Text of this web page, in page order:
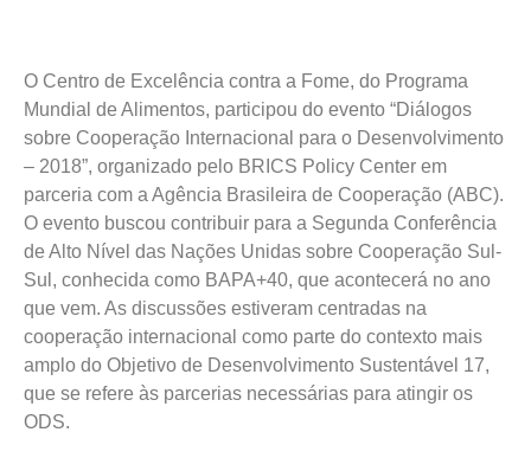
O Centro de Excelência contra a Fome, do Programa
Mundial de Alimentos, participou do evento “Diálogos
sobre Cooperação Internacional para o Desenvolvimento
– 2018”, organizado pelo BRICS Policy Center em
parceria com a Agência Brasileira de Cooperação (ABC).
O evento buscou contribuir para a Segunda Conferência
de Alto Nível das Nações Unidas sobre Cooperação Sul-
Sul, conhecida como BAPA+40, que acontecerá no ano
que vem. As discussões estiveram centradas na
cooperação internacional como parte do contexto mais
amplo do Objetivo de Desenvolvimento Sustentável 17,
que se refere às parcerias necessárias para atingir os
ODS.